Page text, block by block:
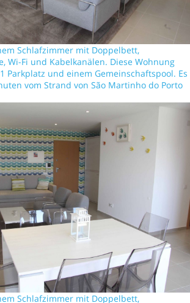
Schlafzimmer mit Doppelbett,
Wi-Fi und Kabelkanälen. Diese Wohnung
Parkplatz und einem Gemeinschaftspool. Es
vom Strand von São Martinho do Porto
Schlafzimmer mit Doppelbett,